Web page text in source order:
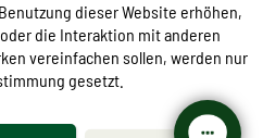
dieser Website erhöhen,
die Interaktion mit anderen
vereinfachen sollen, werden nur
gesetzt.